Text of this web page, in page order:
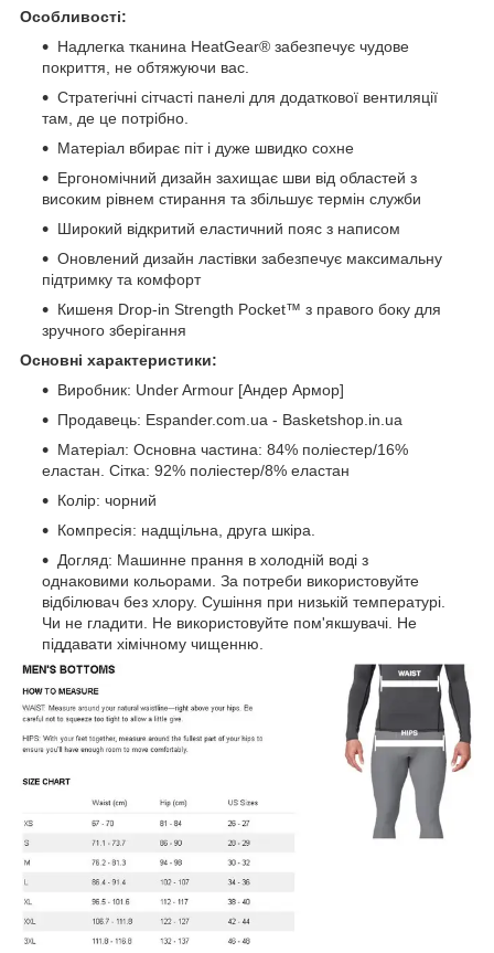
Особливості:
Надлегка тканина HeatGear® забезпечує чудове
покриття, не обтяжуючи вас.
Стратегічні сітчасті панелі для додаткової вентиляції
там, де це потрібно.
Матеріал вбирає піт і дуже швидко сохне
Ергономічний дизайн захищає шви від областей з
високим рівнем стирання та збільшує термін служби
Широкий відкритий еластичний пояс з написом
Оновлений дизайн ластівки забезпечує максимальну
підтримку та комфорт
Кишеня Drop-in Strength Pocket™ з правого боку для
зручного зберігання
Основні характеристики:
Виробник: Under Armour [Андер Армор]
Продавець: Espander.com.ua - Basketshop.in.ua
Матеріал: Основна частина: 84% поліестер/16%
еластан. Сітка: 92% поліестер/8% еластан
Колір: чорний
Компресія: надщільна, друга шкіра.
Догляд: Машинне прання в холодній воді з
однаковими кольорами. За потреби використовуйте
відбілювач без хлору. Сушіння при низькій температурі.
Чи не гладити. Не використовуйте пом'якшувачі. Не
піддавати хімічному чищенню.